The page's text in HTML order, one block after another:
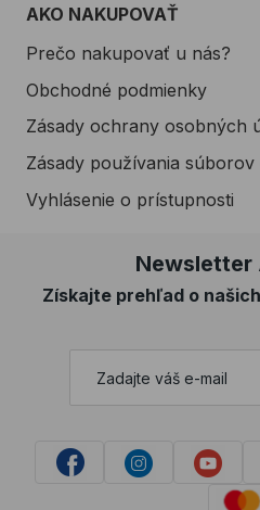
AKO NAKUPOVAŤ
Prečo nakupovať u nás?
Obchodné podmienky
Zásady ochrany osobných
Zásady používania súborov
Vyhlásenie o prístupnosti
Newsletter
Získajte prehľad o